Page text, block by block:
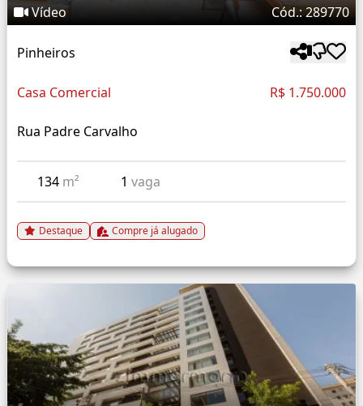
Vídeo Cód.: 289770
Pinheiros
Casa Comercial R$ 1.750.000
Rua Padre Carvalho
134 m² 1 vaga
Destaque Compre já alugado